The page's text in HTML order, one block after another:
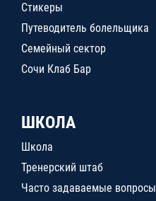
Стикеры
Путеводитель болельщика
Семейный сектор
Сочи Клаб Бар
ШКОЛА
Школа
Тренерский штаб
Часто задаваемые вопросы